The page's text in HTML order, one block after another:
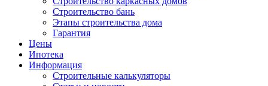
Строительство бань
Этапы строительства дома
Гарантия
Цены
Ипотека
Информация
Строительные калькуляторы